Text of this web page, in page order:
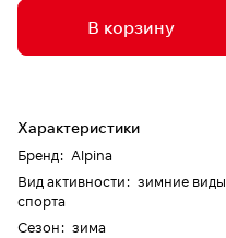
В корзину
Характеристики
Бренд: Alpina
Вид активности: зимние виды
спорта
Сезон: зима